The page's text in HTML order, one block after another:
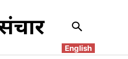
English